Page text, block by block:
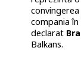
convingerea
compania
declarat
Balkans.